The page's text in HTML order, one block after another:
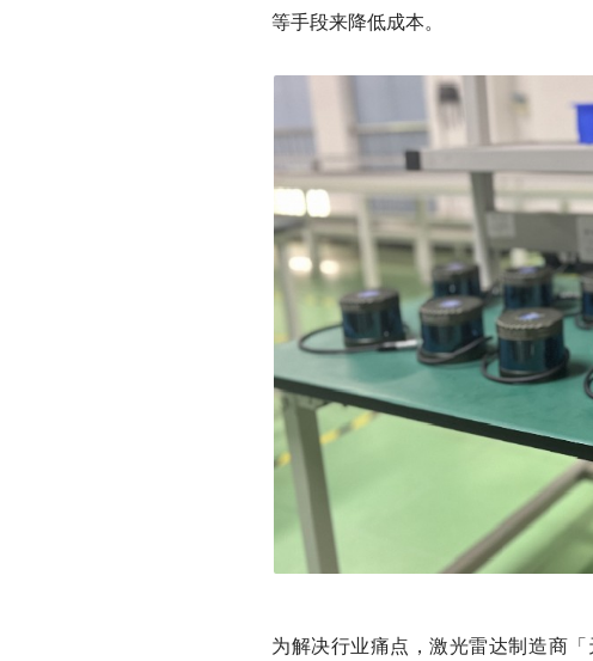
等手段来降低成本。
为解决行业痛点，激光雷达制造商